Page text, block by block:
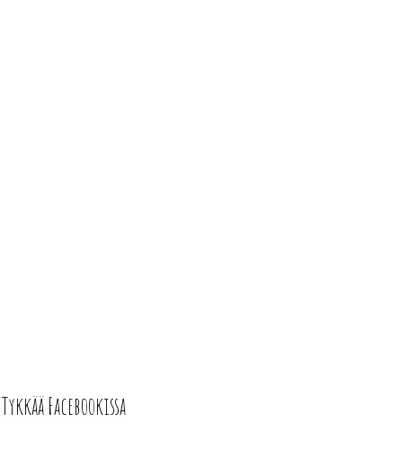
Tykkää Facebookissa